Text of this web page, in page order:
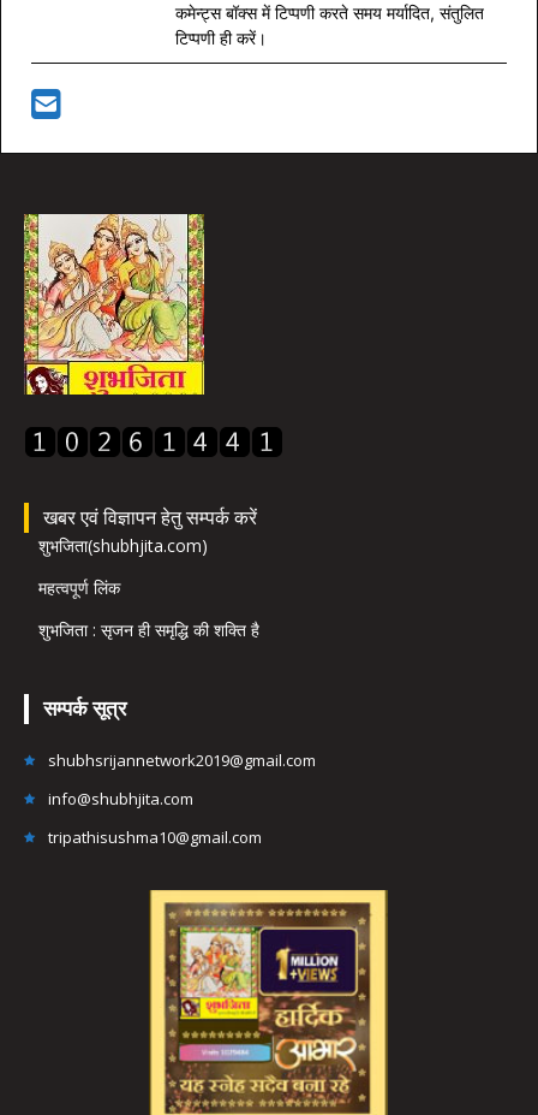
कमेन्ट्स बॉक्स में टिप्पणी करते समय मर्यादित, संतुलित
टिप्पणी ही करें।
खबर एवं विज्ञापन हेतु सम्पर्क करें
शुभजिता(shubhjita.com)
महत्वपूर्ण लिंक
शुभजिता : सृजन ही समृद्धि की शक्ति है
सम्पर्क सूत्र
shubhsrijannetwork2019@gmail.com
info@shubhjita.com
tripathisushma10@gmail.com